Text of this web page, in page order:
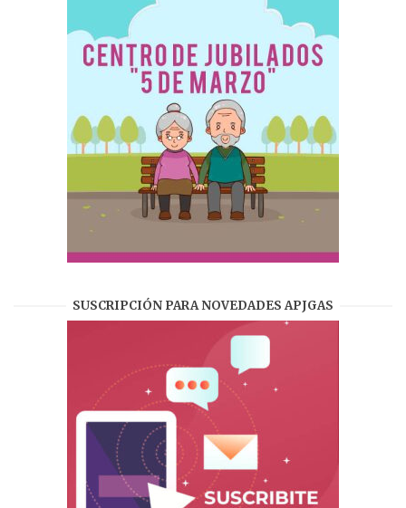
SUSCRIPCIÓN PARA NOVEDADES APJGAS